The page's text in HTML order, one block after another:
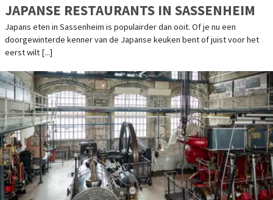
JAPANSE RESTAURANTS IN SASSENHEIM
Japans eten in Sassenheim is populairder dan ooit. Of je nu een
doorgewinterde kenner van de Japanse keuken bent of juist voor het
eerst wilt [...]